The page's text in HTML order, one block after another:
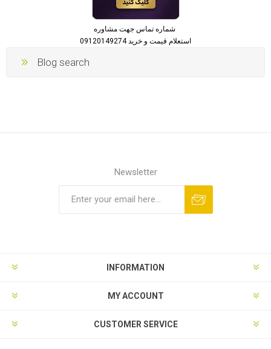
استعلام قیمت و خرید 09120149274
Blog search
Newsletter
INFORMATION
MY ACCOUNT
CUSTOMER SERVICE